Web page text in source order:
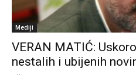
Mediji
VERAN MATIĆ:
nestalih i ubijenih